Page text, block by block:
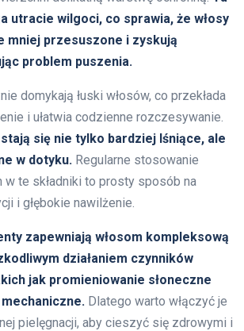
utracie wilgoci, co sprawia, że włosy
mniej przesuszone i zyskują
problem puszenia.
domykają łuski włosów, co przekłada
i ułatwia codzienne rozczesywanie.
się nie tylko bardziej lśniące, ale
w dotyku. Regularne stosowanie
w te składniki to prosty sposób na
i głębokie nawilżenie.
zapewniają włosom kompleksową
działaniem czynników
jak promieniowanie słoneczne
Dlatego warto włączyć je
pielęgnacji, aby cieszyć się zdrowymi i